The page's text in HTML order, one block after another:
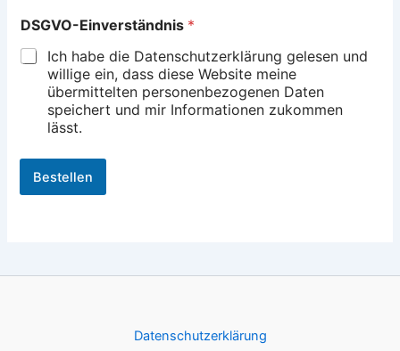
D
S
G
n
e
DSGVO-Einverständnis *
Ich habe die Datenschutzerklärung gelesen und
willige ein, dass diese Website meine
übermittelten personenbezogenen Daten
speichert und mir Informationen zukommen
lässt.
Bestellen
Datenschutzerklärung